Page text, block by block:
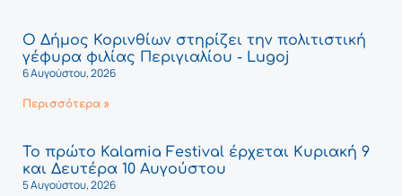
Ο Δήμος Κορινθίων στηρίζει την πολιτιστική
γέφυρα φιλίας Περιγιαλίου - Lugoj
6 Αυγούστου, 2026
Περισσότερα »
Το πρώτο Kalamia Festival έρχεται Κυριακή 9
και Δευτέρα 10 Αυγούστου
5 Αυγούστου, 2026